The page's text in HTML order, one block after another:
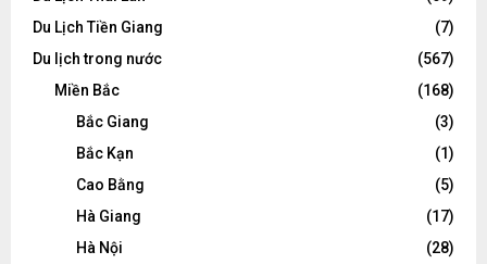
Du Lịch Tiền Giang
(7)
Du lịch trong nước
(567)
Miền Bắc
(168)
Bắc Giang
(3)
Bắc Kạn
(1)
Cao Bằng
(5)
Hà Giang
(17)
Hà Nội
(28)